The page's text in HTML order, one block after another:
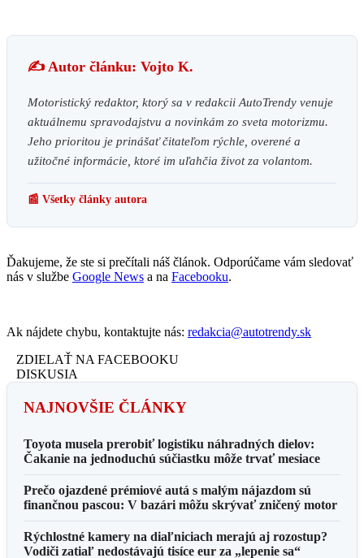
✍️ Autor článku: Vojto K.
Motoristický redaktor, ktorý sa v redakcii AutoTrendy venuje
aktuálnemu spravodajstvu a novinkám zo sveta motorizmu.
Jeho prioritou je prinášať čitateľom rýchle, overené a
užitočné informácie, ktoré im uľahčia život za volantom.
📰 Všetky články autora
Ďakujeme, že ste si prečítali náš článok. Odporúčame vám sledovať
nás v službe Google News a na Facebooku.
Ak nájdete chybu, kontaktujte nás: redakcia@autotrendy.sk
ZDIELAŤ NA FACEBOOKU
DISKUSIA
NAJNOVŠIE ČLÁNKY
Toyota musela prerobiť logistiku náhradných dielov:
Čakanie na jednoduchú súčiastku môže trvať mesiace
Prečo ojazdené prémiové autá s malým nájazdom sú
finančnou pascou: V bazári môžu skrývať zničený motor
Rýchlostné kamery na diaľniciach merajú aj rozostup?
Vodiči zatiaľ nedostávajú tisíce eur za „lepenie sa“